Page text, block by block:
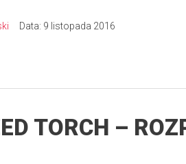
Data: 9 listopada 2016
TORCH –